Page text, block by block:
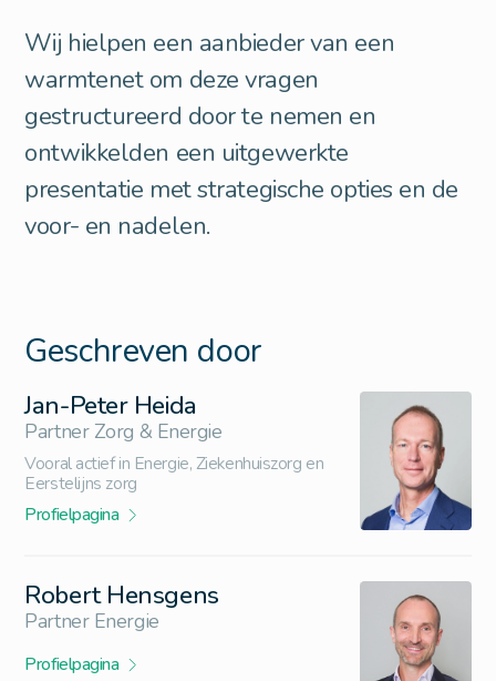
Wij hielpen een aanbieder van een
warmtenet om deze vragen
gestructureerd door te nemen en
ontwikkelden een uitgewerkte
presentatie met strategische opties en de
voor- en nadelen.
Geschreven door
Jan-Peter Heida
Partner Zorg & Energie
Vooral actief in Energie, Ziekenhuiszorg en
Eerstelijns zorg
Profielpagina
Robert Hensgens
Partner Energie
Profielpagina